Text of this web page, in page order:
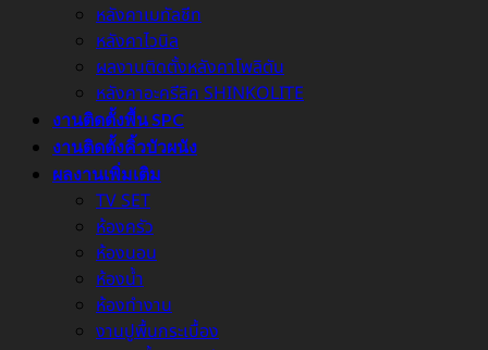
หลังคาเมทัลชีท
หลังคาไวนิล
ผลงานติดตั้งหลังคาโพลิตัน
หลังคาอะครีลิค SHINKOLITE
งานติดตั้งพื้น SPC
งานติดตั้งคิ้วบัวผนัง
ผลงานเพิ่มเติม
TV SET
ห้องครัว
ห้องนอน
ห้องน้ำ
ห้องทำงาน
งานปูพื้นกระเบื้อง